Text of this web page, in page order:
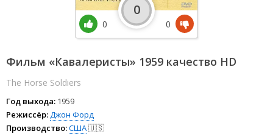
Фильм «Кавалеристы» 1959 качество HD
The Horse Soldiers
Год выхода: 1959
Режиссёр: Джон Форд
Производство:США🇺🇸
0
0
0